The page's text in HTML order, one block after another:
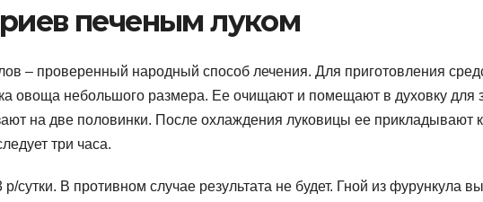
печеным луком
– проверенный народный способ лечения. Для приготовления
овоща небольшого размера. Ее очищают и помещают в духовку для
на две половинки. После охлаждения луковицы ее прикладывают
три часа.
сутки. В противном случае результата не будет. Гной из фурункула